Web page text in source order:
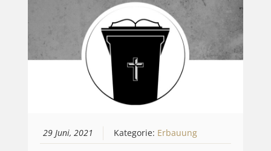
29 Juni, 2021 Kategorie: Erbauung